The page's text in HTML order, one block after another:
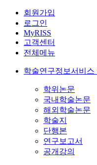
회원가입
로그인
MyRISS
고객센터
전체메뉴
학술연구정보서비스
학위논문
국내학술논문
해외학술논문
학술지
단행본
연구보고서
공개강의